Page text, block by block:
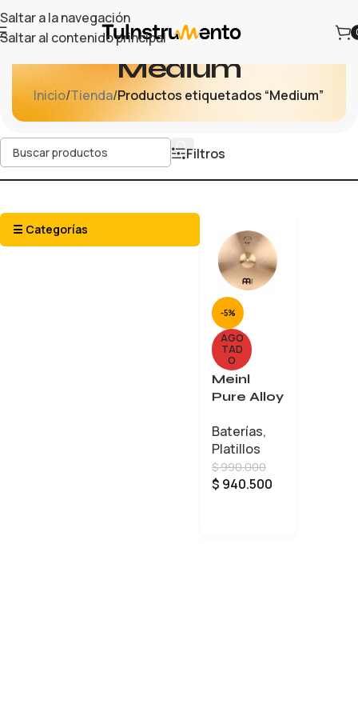
Saltar a la navegación
Saltar al contenido principal
Medium
Inicio/Tienda/Productos etiquetados “Medium”
Filtros
☰ Categorías
-5%
AGO
TAD
O
Meinl
Pure Alloy
Crash de
16
Baterías,
Platillos
$990.000
$ 940.500